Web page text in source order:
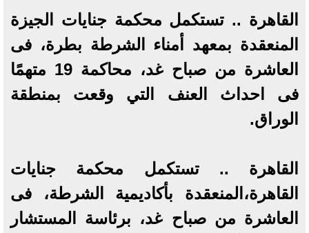
القاهرة .. تستكمل محكمة جنايات الجيزة
المنعقدة بمعهد أمناء الشرطة بطرة، فى
العاشرة من صباح غد، محاكمة 19 متهمًا
فى احداث العنف التي وقعت بمنطقة
الوراق.
القاهرة .. تستكمل محكمة جنايات
القاهرة،المنعقدة بأكاديمية الشرطة، فى
العاشرة من صباح غد، برئاسة المستشار